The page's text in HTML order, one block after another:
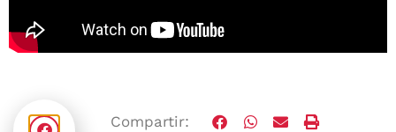
Compartir: